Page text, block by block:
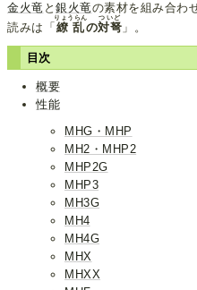
金火竜 と銀火竜の素材を組み合わ
読みは「 繚乱
りょうらん
の対弩
ついど
」。
目次
概要
性能
MHG・MHP
MH2・MHP2
MHP2G
MHP3
MH3G
MH4
MH4G
MHX
MHXX